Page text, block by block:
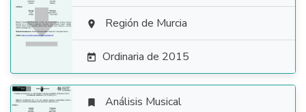
  Región de Murcia
 Ordinaria de 2015
 Análisis Musical